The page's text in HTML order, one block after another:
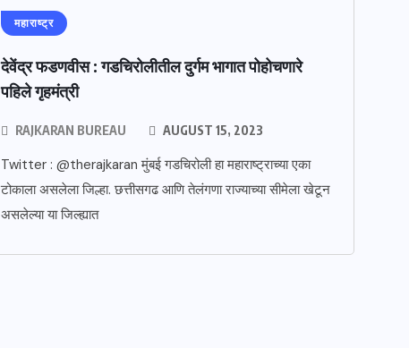
महाराष्ट्र
देवेंद्र फडणवीस : गडचिरोलीतील दुर्गम भागात पोहोचणारे
पहिले गृहमंत्री
RAJKARAN BUREAU AUGUST 15, 2023
Twitter : @therajkaran मुंबई गडचिरोली हा महाराष्ट्राच्या एका
टोकाला असलेला जिल्हा. छत्तीसगढ आणि तेलंगणा राज्याच्या सीमेला खेटून
असलेल्या या जिल्ह्यात